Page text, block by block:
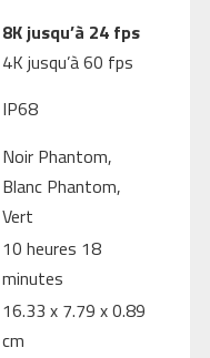
8K jusqu’à 24 fps
4K jusqu’à 60 fps
IP68
Noir Phantom,
Blanc Phantom,
Vert
10 heures 18
minutes
16.33 x 7.79 x 0.89
cm